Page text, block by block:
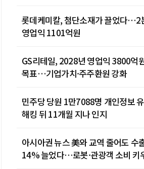
롯데케미칼, 첨단소재가 끌었다…2
영업익 1101억원
GS리테일, 2028년 영업익 3800억
목표…기업가치·주주환원 강화
민주당 당원 1만7088명 개인정보
해킹 뒤 11개월 지나 인지
아시아권 뉴스 美와 교역 줄어도 수
14% 늘었다…로봇·관광객 소비 키